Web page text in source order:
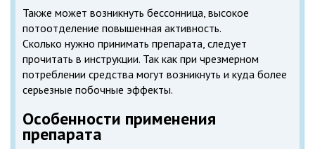
Также может возникнуть бессонница, высокое
потоотделение повышенная активность.
Сколько нужно принимать препарата, следует
прочитать в инструкции. Так как при чрезмерном
потреблении средства могут возникнуть и куда более
серьезные побочные эффекты.
Особенности применения
препарата